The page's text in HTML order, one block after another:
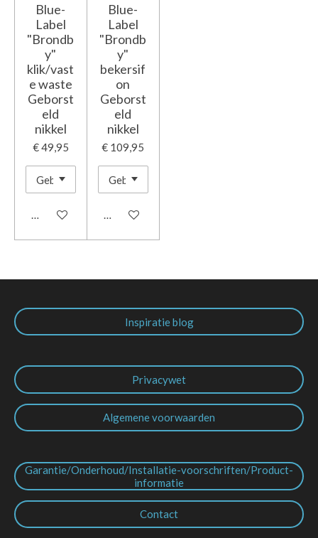
Blue-
Label
"Brondb
y"
klik/vast
e waste
Geborst
eld
nikkel
€ 49,95
In winkelwagen
Blue-
Label
"Brondb
y"
bekersif
on
Geborst
eld
nikkel
€ 109,95
In winkelwagen
Inspiratie blog
Privacywet
Algemene voorwaarden
Garantie/Onderhoud/Installatie-voorschriften/Product-
informatie
Contact